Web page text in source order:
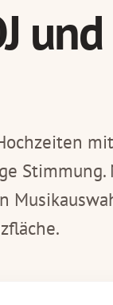
und
Stimmung.